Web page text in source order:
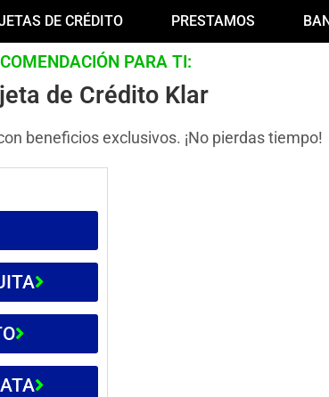
DE CRÉDITO PRESTAMOS
PARA TI:
de Crédito Klar
beneficios exclusivos. ¡No pierdas tiempo!